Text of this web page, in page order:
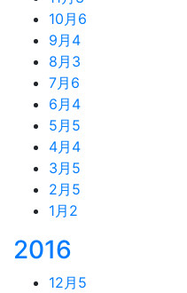
10月 6
9月 4
8月 3
7月 6
6月 4
5月 5
4月 4
3月 5
2月 5
1月 2
2016
12月 5